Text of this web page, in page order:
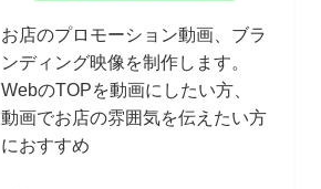
お店のプロモーション動画、ブラ
ンディング映像を制作します。
WebのTOPを動画にしたい方、
動画でお店の雰囲気を伝えたい方
におすすめ